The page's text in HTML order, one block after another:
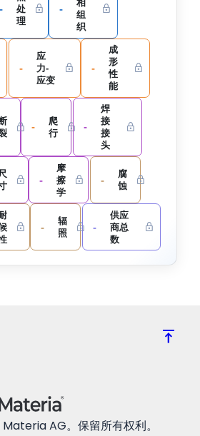
-
处
理
-
相
组
织
-
应
力-
应变
-
成
形
性
能
断
-
爬
行
-
焊
接
接
头
-
摩
擦
学
-
腐
蚀
-
辐
照
-
供应
商总
数
vertical_align_top
AG。保留所有权利。